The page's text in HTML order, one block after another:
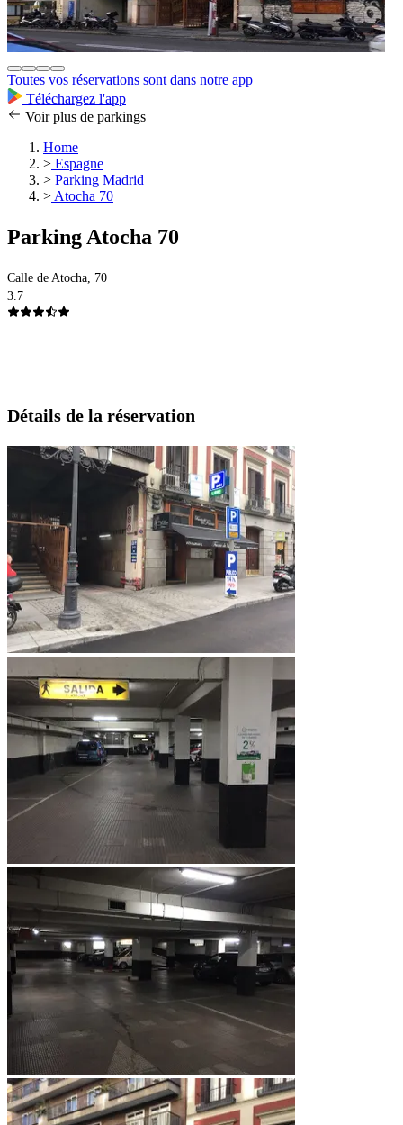
Toutes vos réservations sont dans notre app
Téléchargez l'app
Voir plus de parkings
Home
> Espagne
> Parking Madrid
> Atocha 70
Parking Atocha 70
Calle de Atocha, 70
3.7
Détails de la réservation